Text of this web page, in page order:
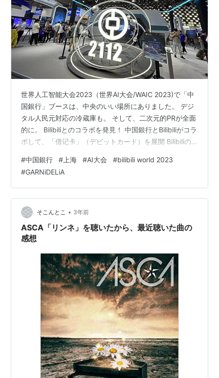
世界人工智能大会2023（世界AI大会/WAIC 2023)で「中
国銀行」ブースは、中央のいい場所にありました。 デジ
タル人民元対応の冷蔵庫も。 そして、二次元的PRが全面
的に。 Bilibiliとのコラボを発見！ 中国銀行とBilibiliがコラ
ボして、「借记卡」（デビットカード）を展開 Bilibiliの
亭」を再現。 このカードを使うとBilibiliの月会員が9.9元
に！ さらに支付宝アリペイと紐づけることで88元のクー
ポンプレゼント。 新入社員が給料の指定をこのカードに
すると、25元プレゼント。（給与5000元以上の場合）
ほかにも越境G…
#中国銀行 # 上海 #AI大会 #bilibili world 2023
#GARNiDELiA
そこんとこ • 3年前
ASCA「リンネ」を聴いたから、最近聴いた曲の
感想